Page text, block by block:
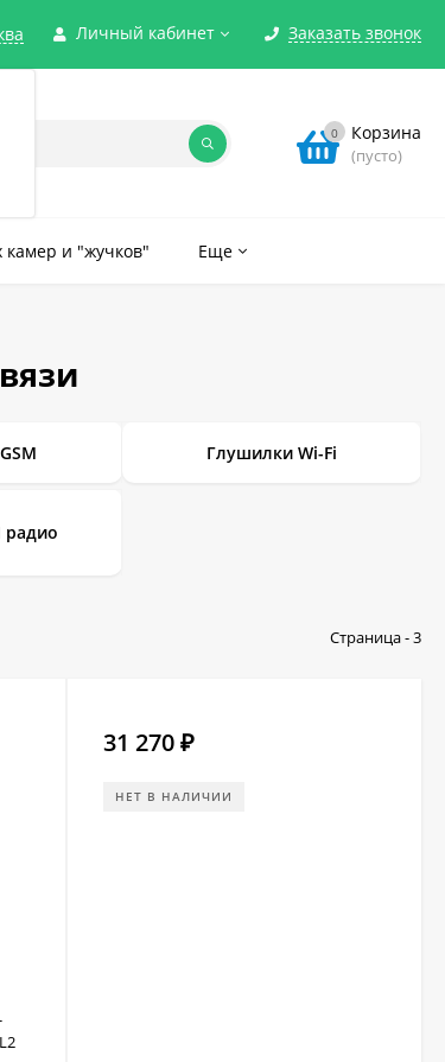
Личный кабинет Заказать звонок
0 Корзина
(пусто)
камер и "жучков" Еще
Глушилки Wi-Fi
радио
Страница - 3
31 270 ₽
НЕТ В НАЛИЧИИ